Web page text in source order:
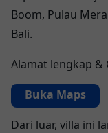
Boom, Pulau
Bali.
Alamat lengkap &
Buka Maps
Dari luar, villa ini